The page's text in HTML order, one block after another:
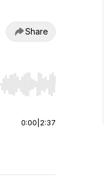
Share
or end. Hold shift
0:00 2:37